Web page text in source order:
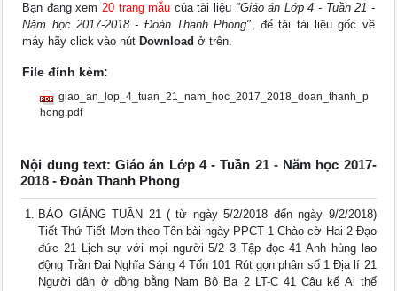
Bạn đang xem20 trang mẫu của tài liệu "Giáo án Lớp 4 - Tuần 21 -
Năm học 2017-2018 - Đoàn Thanh Phong", để tải tài liệu gốc về
máy hãy click vào nút Download ở trên.
File đính kèm:
giao_an_lop_4_tuan_21_nam_hoc_2017_2018_doan_thanh_p
hong.pdf
Nội dung text: Giáo án Lớp 4 - Tuần 21 - Năm học 2017-
2018 - Đoàn Thanh Phong
BÁO GIẢNG TUẦN 21 ( từ ngày 5/2/2018 đến ngày 9/2/2018)
Tiết Thứ Tiết Mơn theo Tên bài ngày PPCT 1 Chào cờ Hai 2 Đạo
đức 21 Lịch sự với mọi người 5/2 3 Tập đọc 41 Anh hùng lao
động Trần Đại Nghĩa Sáng 4 Tốn 101 Rút gọn phân số 1 Địa lí 21
Người dân ở đồng bằng Nam Bộ Ba 2 LT-C 41 Câu kể Ai thế